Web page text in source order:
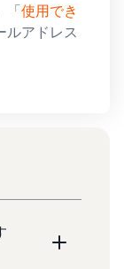
「使用でき
ルアドレス